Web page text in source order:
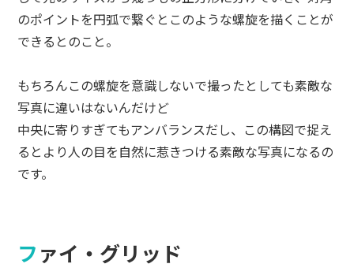
のポイントを円弧で繋ぐとこのような螺旋を描くことが
できるとのこと。
もちろんこの螺旋を意識しないで撮ったとしても素敵な
写真に違いはないんだけど
中央に寄りすぎてもアンバランスだし、この構図で捉え
るとより人の目を自然に惹きつける素敵な写真になるの
です。
ファイ・グリッド